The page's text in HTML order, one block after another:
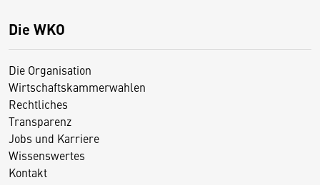
Die WKO
Die Organisation
Wirtschaftskammerwahlen
Rechtliches
Transparenz
Jobs und Karriere
Wissenswertes
Kontakt